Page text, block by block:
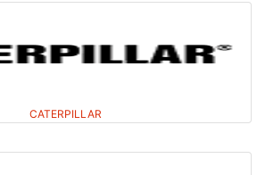
CATERPILLAR